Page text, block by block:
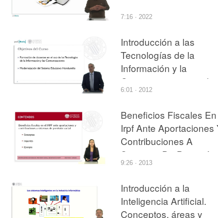
7:16 · 2022
Introducción a las
Tecnologías de la
Información y la
Comunicaciones en la
Educación
6:01 · 2012
Beneficios Fiscales
Irpf Ante Aportaciones
Contribuciones A
Sistemas De Previsión
Social
9:26 · 2013
Introducción a la
Inteligencia Artificial.
Conceptos, áreas y